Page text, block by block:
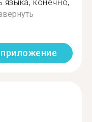
языка, конечно,